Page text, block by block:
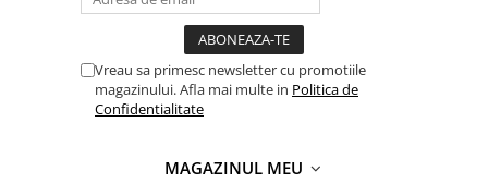
Vreau sa primesc newsletter cu promotiile
magazinului. Afla mai multe in Politica de
Confidentialitate
MAGAZINUL MEU